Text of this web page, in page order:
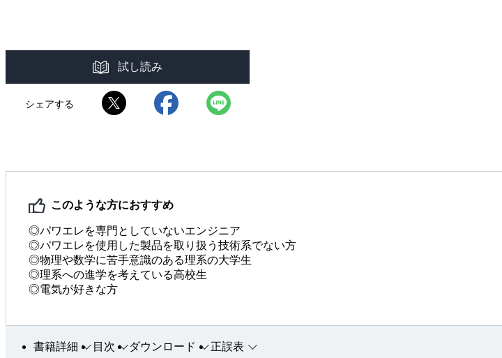
試し読み
シェアする
ある方には、とくにオススメです。
このような方におすすめ
◎パワエレを専門としていないエンジニア
◎パワエレを使用した製品を取り扱う技術系でない方
◎物理や数学に苦手意識のある理系の大学生
◎理系への進学を考えている高校生
◎電気が好きな方
書籍詳細 目次 ダウンロード 正誤表